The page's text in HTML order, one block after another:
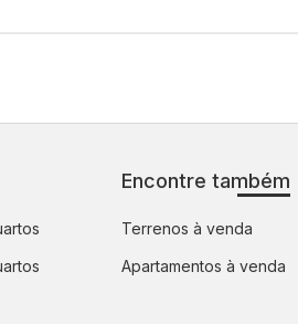
Encontre também
Terrenos à venda
Apartamentos à venda